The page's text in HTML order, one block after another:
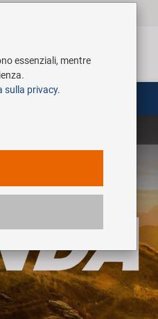
essenziali, mentre
sulla privacy.